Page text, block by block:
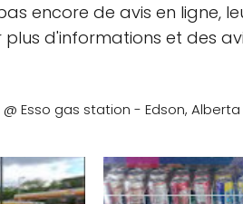
encore de avis en
d'informations et des
Esso gas station - Edson, Alberta